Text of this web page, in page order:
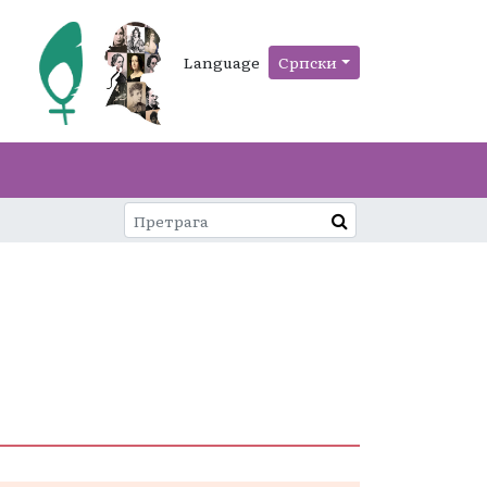
Language Српски